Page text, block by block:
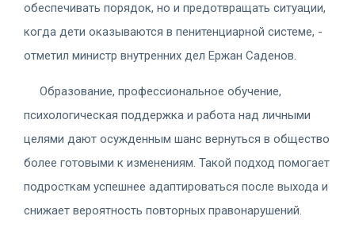
обеспечивать порядок, но и предотвращать ситуации,
когда дети оказываются в пенитенциарной системе, -
отметил министр внутренних дел Ержан Саденов.
Образование, профессиональное обучение,
психологическая поддержка и работа над личными
целями дают осужденным шанс вернуться в общество
более готовыми к изменениям. Такой подход помогает
подросткам успешнее адаптироваться после выхода и
снижает вероятность повторных правонарушений.